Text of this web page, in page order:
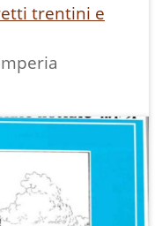
trentini e